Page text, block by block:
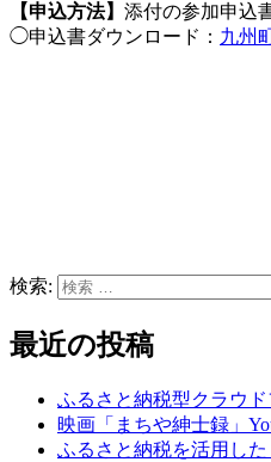
【申込方法】 添付の参加申込
◯申込書ダウンロード： 九州
検索:
最近の投稿
ふるさと納税型クラウ
映画「まちや紳士録」
ふるさと納税を活用し